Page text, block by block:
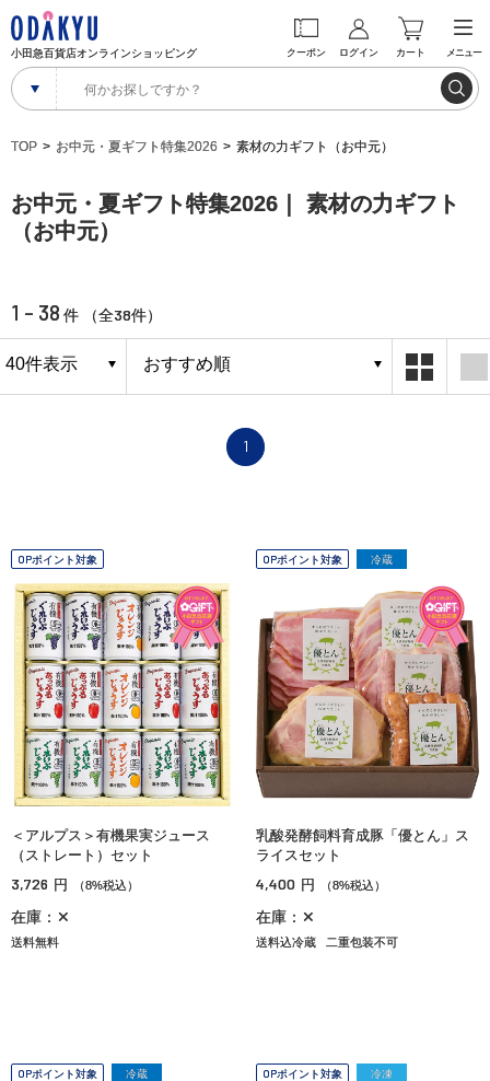
小田急百貨店オンラインショッピング クーポン ログイン カート メニュー
TOP お中元・夏ギフト特集2026 素材の力ギフト（お中元）
お中元・夏ギフト特集2026｜ 素材の力ギフト
（お中元）
1 - 38 件 （全38件）
1
OPポイント対象
＜アルプス＞有機果実ジュース
（ストレート）セット
3,726 円 （8%税込）
在庫：✕
送料無料
OPポイント対象 冷蔵
乳酸発酵飼料育成豚「優とん」ス
ライスセット
4,400 円 （8%税込）
在庫：✕
送料込冷蔵 二重包装不可
OPポイント対象 冷蔵 OPポイント対象 冷凍